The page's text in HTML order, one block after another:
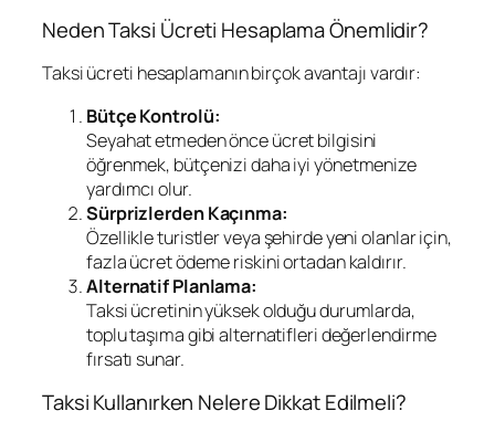
Neden Taksi Ücreti Hesaplama Önemlidir?
Taksi ücreti hesaplamanın birçok avantajı vardır:
Bütçe Kontrolü:
Seyahat etmeden önce ücret bilgisini
öğrenmek, bütçenizi daha iyi yönetmenize
yardımcı olur.
Sürprizlerden Kaçınma:
Özellikle turistler veya şehirde yeni olanlar için,
fazla ücret ödeme riskini ortadan kaldırır.
Alternatif Planlama:
Taksi ücretinin yüksek olduğu durumlarda,
toplu taşıma gibi alternatifleri değerlendirme
fırsatı sunar.
Taksi Kullanırken Nelere Dikkat Edilmeli?